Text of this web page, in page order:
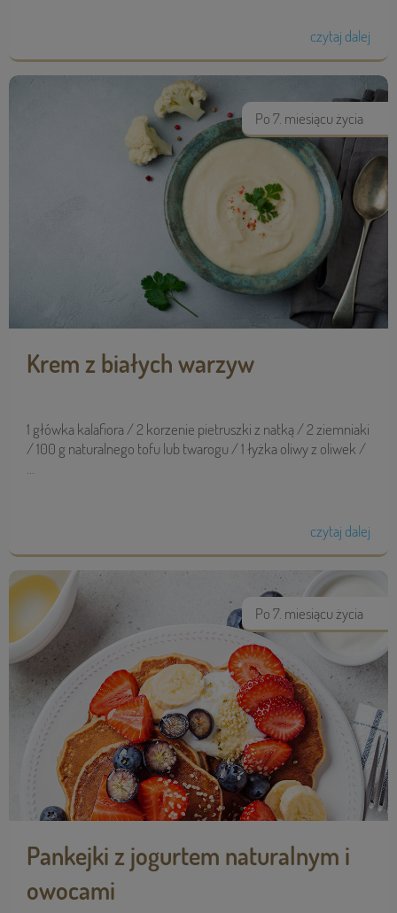
czytaj dalej
Po 7. miesiącu życia
Krem z białych warzyw
1 główka kalafiora / 2 korzenie pietruszki z natką / 2 ziemniaki
/ 100 g naturalnego tofu lub twarogu / 1 łyżka oliwy z oliwek /
czytaj dalej
Po 7. miesiącu życia
Pankejki z jogurtem naturalnym i
owocami